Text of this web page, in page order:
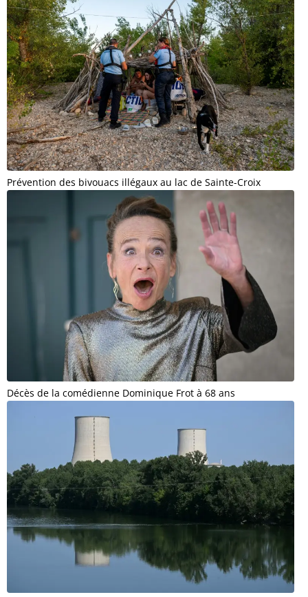
Prévention des bivouacs illégaux au lac de Sainte-Croix
Décès de la comédienne Dominique Frot à 68 ans